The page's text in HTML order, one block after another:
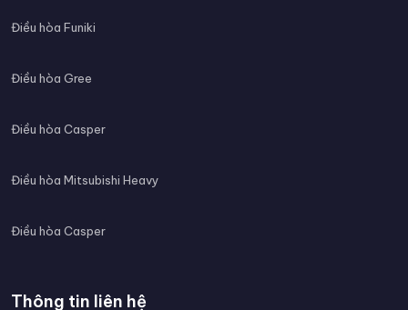
Điều hòa Funiki
Điều hòa Gree
Điều hòa Casper
Điều hòa Mitsubishi Heavy
Điều hòa Casper
Thông tin liên hệ